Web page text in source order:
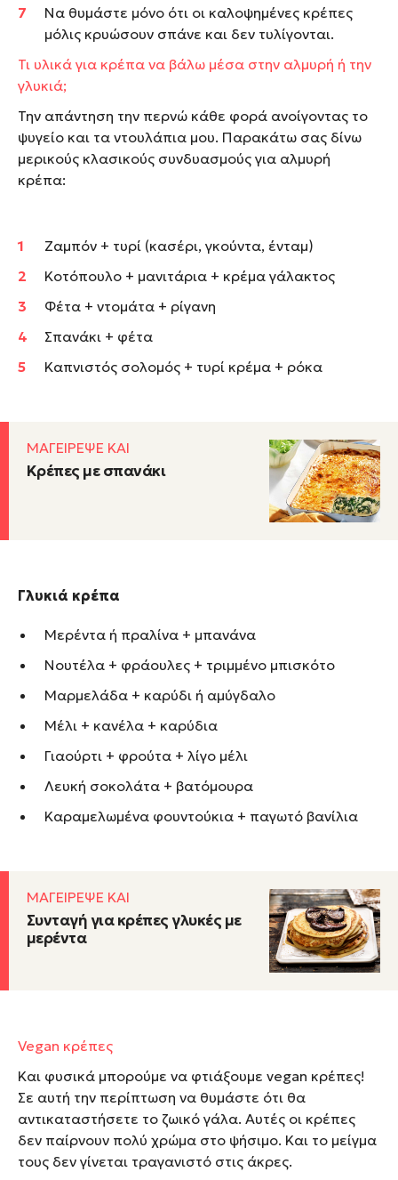
Να θυμάστε μόνο ότι οι καλοψημένες κρέπες
μόλις κρυώσουν σπάνε και δεν τυλίγονται.
Τι υλικά για κρέπα να βάλω μέσα στην αλμυρή ή την
γλυκιά;
Την απάντηση την περνώ κάθε φορά ανοίγοντας το
ψυγείο και τα ντουλάπια μου. Παρακάτω σας δίνω
μερικούς κλασικούς συνδυασμούς για αλμυρή
κρέπα:
Ζαμπόν + τυρί (κασέρι, γκούντα, ένταμ)
Κοτόπουλο + μανιτάρια + κρέμα γάλακτος
Φέτα + ντομάτα + ρίγανη
Σπανάκι + φέτα
Καπνιστός σολομός + τυρί κρέμα + ρόκα
ΜΑΓΕΙΡΕΨΕ ΚΑΙ
Κρέπες με σπανάκι
Γλυκιά κρέπα
Μερέντα ή πραλίνα + μπανάνα
Νουτέλα + φράουλες + τριμμένο μπισκότο
Μαρμελάδα + καρύδι ή αμύγδαλο
Μέλι + κανέλα + καρύδια
Γιαούρτι + φρούτα + λίγο μέλι
Λευκή σοκολάτα + βατόμουρα
Καραμελωμένα φουντούκια + παγωτό βανίλια
ΜΑΓΕΙΡΕΨΕ ΚΑΙ
Συνταγή για κρέπες γλυκές με
μερέντα
Vegan κρέπες
Και φυσικά μπορούμε να φτιάξουμε vegan κρέπες!
Σε αυτή την περίπτωση να θυμάστε ότι θα
αντικαταστήσετε το ζωικό γάλα. Αυτές οι κρέπες
δεν παίρνουν πολύ χρώμα στο ψήσιμο. Και το μείγμα
τους δεν γίνεται τραγανιστό στις άκρες.